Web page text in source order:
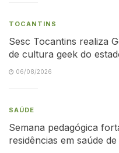
TOCANTINS
Sesc Tocantins realiza
de cultura geek do
06/08/2026
SAÚDE
Semana pedagógica
residências em saúde de